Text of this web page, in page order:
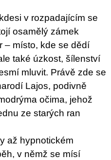
v rozpadajícím se
osamělý zámek
– místo, kde se dědí
také úzkost, šílenství
mluvit. Právě zde se
Lajos, podivně
očima, jehož
ze starých ran
až hypnotickém
v němž se mísí